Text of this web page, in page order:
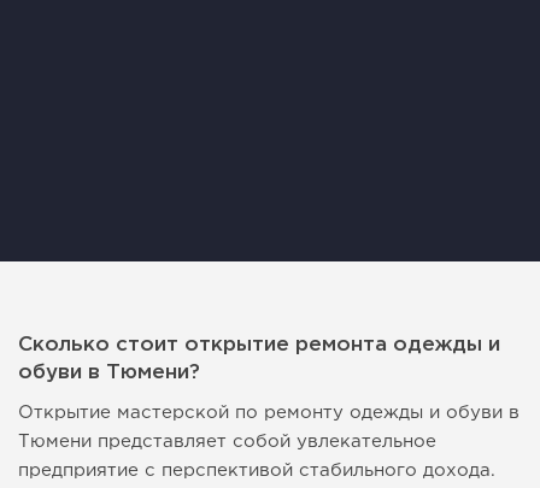
Сколько стоит открытие ремонта одежды и
обуви в Тюмени?
Открытие мастерской по ремонту одежды и обуви в
Тюмени представляет собой увлекательное
предприятие с перспективой стабильного дохода.